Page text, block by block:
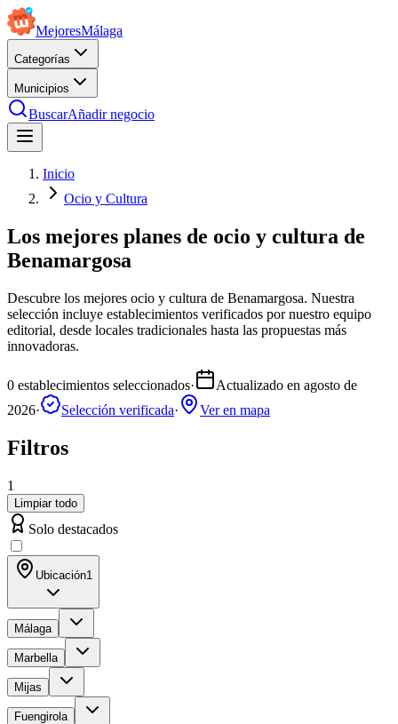
MejoresMálaga
Categorías
Municipios
BuscarAñadir negocio
Inicio
Ocio y Cultura
Los mejores planes de ocio y cultura de
Benamargosa
Descubre los mejores ocio y cultura de Benamargosa. Nuestra
selección incluye establecimientos verificados por nuestro equipo
editorial, desde locales tradicionales hasta las propuestas más
innovadoras.
0 establecimientos seleccionados· Actualizado en agosto de
2026· Selección verificada· Ver en mapa
Filtros
1
Limpiar todo
Solo destacados
Ubicación1
Málaga
Marbella
Mijas
Fuengirola